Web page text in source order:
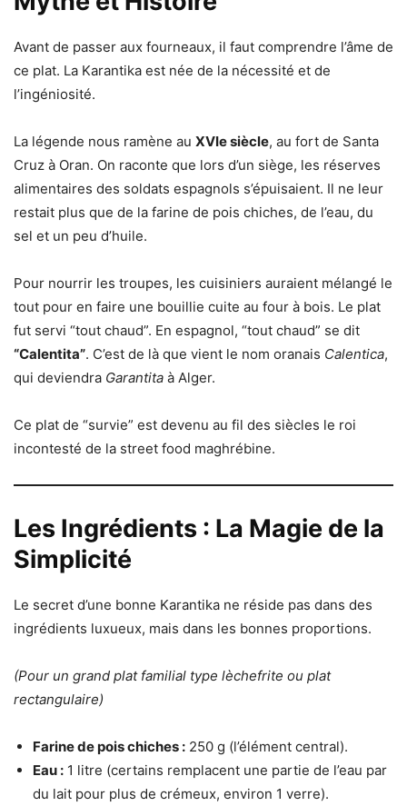
Avant de passer aux fourneaux, il faut comprendre l’âme de
ce plat. La Karantika est née de la nécessité et de
l’ingéniosité.
La légende nous ramène au XVIe siècle, au fort de Santa
Cruz à Oran. On raconte que lors d’un siège, les réserves
alimentaires des soldats espagnols s’épuisaient. Il ne leur
restait plus que de la farine de pois chiches, de l’eau, du
sel et un peu d’huile.
Pour nourrir les troupes, les cuisiniers auraient mélangé le
tout pour en faire une bouillie cuite au four à bois. Le plat
fut servi “tout chaud”. En espagnol, “tout chaud” se dit
“Calentita”. C’est de là que vient le nom oranais Calentica,
qui deviendra Garantita à Alger.
Ce plat de “survie” est devenu au fil des siècles le roi
incontesté de la street food maghrébine.
Les Ingrédients : La Magie de la
Simplicité
Le secret d’une bonne Karantika ne réside pas dans des
ingrédients luxueux, mais dans les bonnes proportions.
(Pour un grand plat familial type lèchefrite ou plat
rectangulaire)
Farine de pois chiches : 250 g (l’élément central).
Eau : 1 litre (certains remplacent une partie de l’eau par
du lait pour plus de crémeux, environ 1 verre).